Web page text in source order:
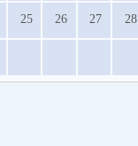
25 26 27 28